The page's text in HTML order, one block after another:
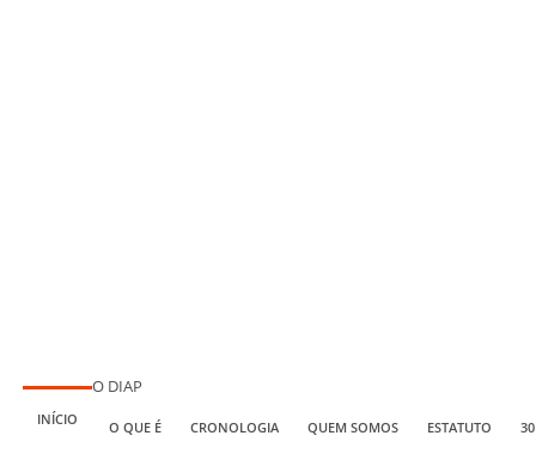
INÍCIO
O DIAP
O QUE É CRONOLOGIA QUEM SOMOS ESTATUTO